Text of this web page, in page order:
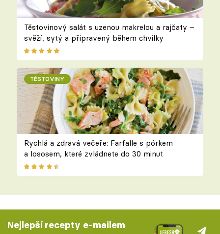
Těstovinový salát s uzenou makrelou a rajčaty –
svěží, sytý a připravený během chvilky
TĚSTOVINY
Rychlá a zdravá večeře: Farfalle s pórkem
a lososem, které zvládnete do 30 minut
Nejlepší recepty e-mailem